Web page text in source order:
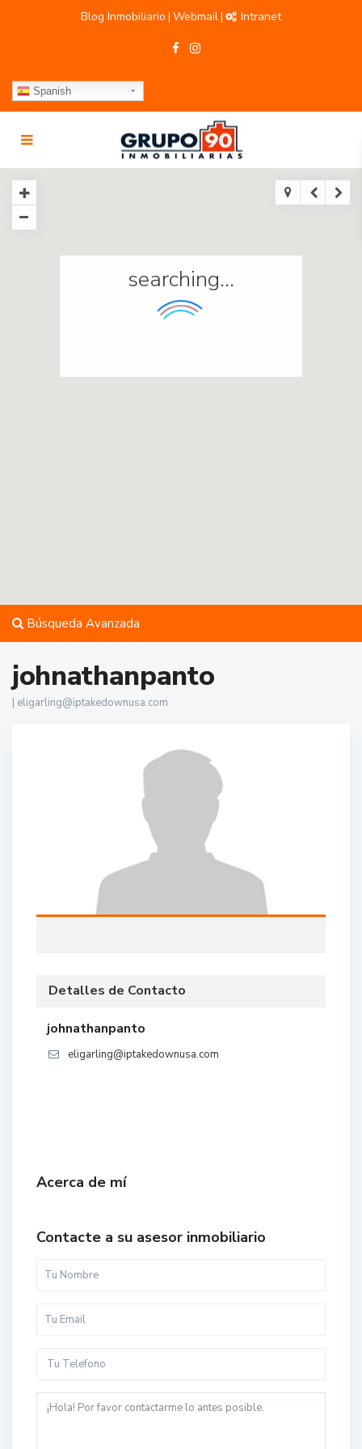
Blog Inmobiliario | Webmail| Intranet
Spanish
searching...
Búsqueda Avanzada
johnathanpanto
eligarling@iptakedownusa.com
Detalles de Contacto
johnathanpanto
eligarling@iptakedownusa.com
Acerca de mí
Contacte a su asesor inmobiliario